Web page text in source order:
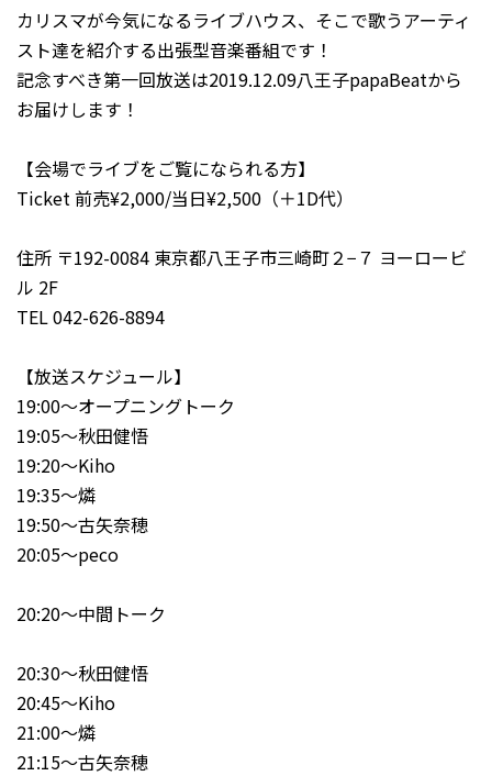
カリスマが今気になるライブハウス、そこで歌うアーティ
スト達を紹介する出張型音楽番組です！
記念すべき第一回放送は2019.12.09八王子papaBeatから
お届けします！
【会場でライブをご覧になられる方】
Ticket 前売¥2,000/当日¥2,500（＋1D代）
住所 〒192-0084 東京都八王子市三崎町２−７ ヨーロービ
ル 2F
TEL 042-626-8894
【放送スケジュール】
19:00～オープニングトーク
19:05～秋田健悟
19:20～Kiho
19:35～燐
19:50～古矢奈穂
20:05～peco
20:20～中間トーク
20:30～秋田健悟
20:45～Kiho
21:00～燐
21:15～古矢奈穂